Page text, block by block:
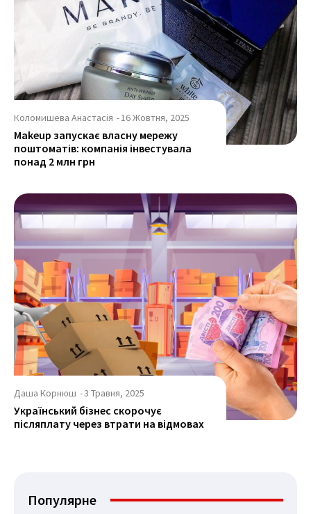
Коломишева Анастасія -16 Жовтня, 2025
Makeup запускає власну мережу
поштоматів: компанія інвестувала
понад 2 млн грн
Даша Корнюш -3 Травня, 2025
Український бізнес скорочує
післяплату через втрати на відмовах
Популярне